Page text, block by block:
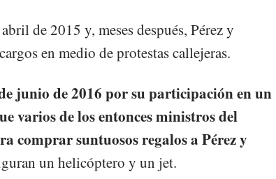
de 2015 y, meses después, Pérez y
en medio de protestas callejeras.
junio de 2016 por su participación en un
varios de los entonces ministros del
comprar suntuosos regalos a Pérez y
un helicóptero y un jet.